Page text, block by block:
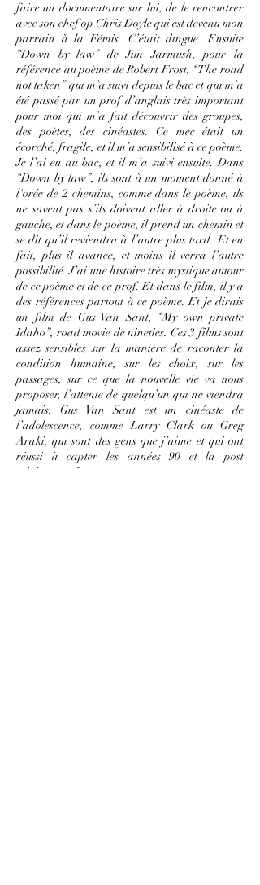
faire un documentaire sur lui, de le rencontrer
avec son chef op Chris Doyle qui est devenu mon
parrain à la Fémis. C’était dingue. Ensuite
“Down by law” de Jim Jarmush, pour la
référence au poème de Robert Frost, “The road
not taken” qui m’a suivi depuis le bac et qui m’a
été passé par un prof d’anglais très important
pour moi qui m’a fait découvrir des groupes,
des poètes, des cinéastes. Ce mec était un
écorché, fragile, et il m’a sensibilisé à ce poème.
Je l’ai eu au bac, et il m’a suivi ensuite. Dans
“Down by law”, ils sont à un moment donné à
l'orée de 2 chemins, comme dans le poème, ils
ne savent pas s’ils doivent aller à droite ou à
gauche, et dans le poème, il prend un chemin et
se dit qu’il reviendra à l’autre plus tard. Et en
fait, plus il avance, et moins il verra l’autre
possibilité. J’ai une histoire très mystique autour
de ce poème et de ce prof. Et dans le film, il y a
des références partout à ce poème. Et je dirais
un film de Gus Van Sant, “My own private
Idaho”, road movie de nineties. Ces 3 films sont
assez sensibles sur la manière de raconter la
condition humaine, sur les choix, sur les
passages, sur ce que la nouvelle vie va nous
proposer, l’attente de quelqu’un qui ne viendra
jamais. Gus Van Sant est un cinéaste de
l’adolescence, comme Larry Clark ou Greg
Araki, qui sont des gens que j’aime et qui ont
réussi à capter les années 90 et la post
adolescence.”